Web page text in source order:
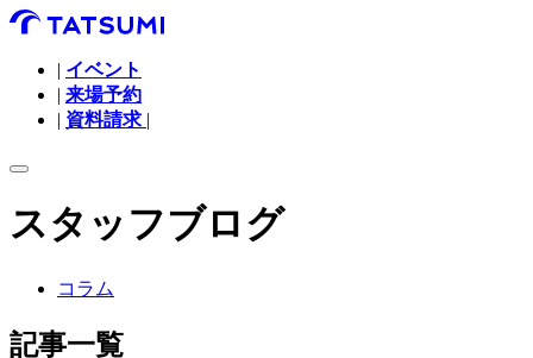
| イベント
| 来場予約
| 資料請求 |
スタッフブログ
コラム
記事一覧